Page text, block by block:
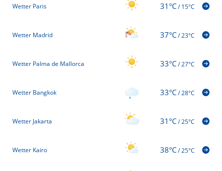
Wetter Paris 31°C/15°C
Wetter Madrid 37°C/23°C
Wetter Palma de Mallorca 33°C/27°C
Wetter Bangkok 33°C/28°C
Wetter Jakarta 31°C/25°C
Wetter Kairo 38°C/25°C